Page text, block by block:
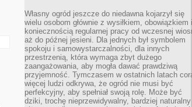
Własny ogród jeszcze do niedawna kojarzył się
wielu osobom głównie z wysiłkiem, obowiązkiem i
koniecznością regularnej pracy od wczesnej
aż do późnej jesieni. Dla jednych był symbolem
spokoju i samowystarczalności, dla innych
przestrzenią, która wymaga zbyt dużego
zaangażowania, aby mogła dawać prawdziwą
przyjemność. Tymczasem w ostatnich latach
więcej ludzi odkrywa, że ogród nie musi być
perfekcyjny, aby spełniał swoją rolę. Może być
dziki, trochę nieprzewidywalny, bardziej naturalny